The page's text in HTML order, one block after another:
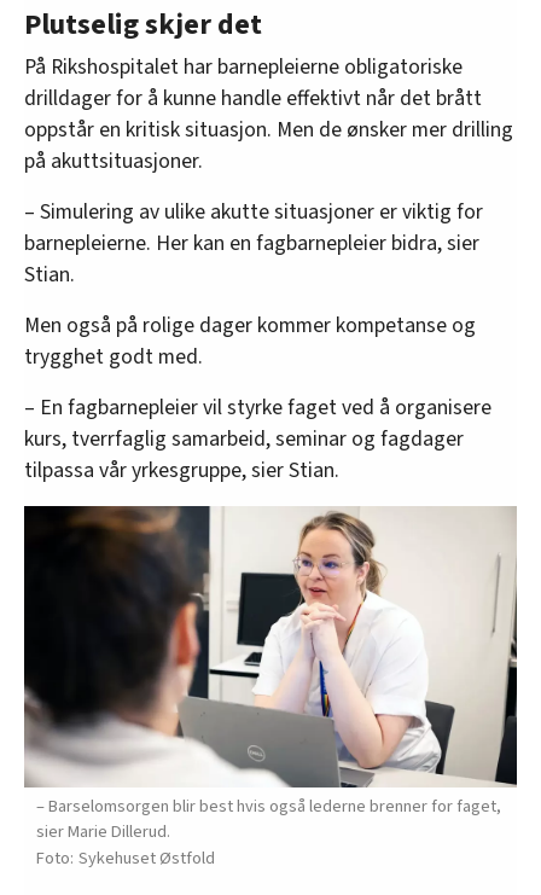
Plutselig skjer det
På Rikshospitalet har barnepleierne obligatoriske
drilldager for å kunne handle effektivt når det brått
oppstår en kritisk situasjon. Men de ønsker mer drilling
på akuttsituasjoner.
– Simulering av ulike akutte situasjoner er viktig for
barnepleierne. Her kan en fagbarnepleier bidra, sier
Stian.
Men også på rolige dager kommer kompetanse og
trygghet godt med.
– En fagbarnepleier vil styrke faget ved å organisere
kurs, tverrfaglig samarbeid, seminar og fagdager
tilpassa vår yrkesgruppe, sier Stian.
– Barselomsorgen blir best hvis også lederne brenner for faget,
sier Marie Dillerud.
Sykehuset Østfold